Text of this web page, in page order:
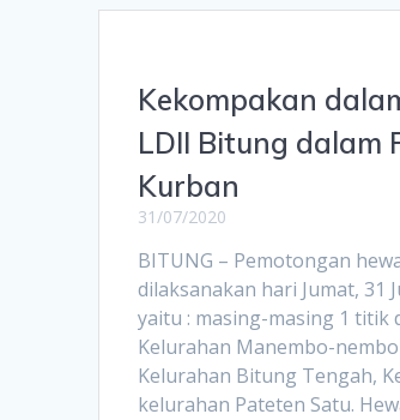
Kekompakan
LDII Bitung dalam
Kurban
31/07/2020
BITUNG – Pemotongan
dilaksanakan hari Jumat, 31
yaitu : masing-masing 1 titik
Kelurahan Manembo-
Kelurahan Bitung Tengah,
kelurahan Pateten Satu.